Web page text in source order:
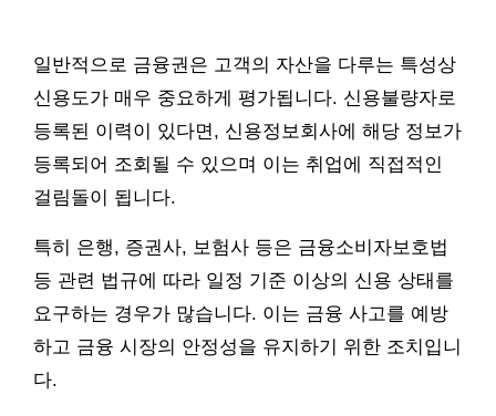
일반적으로 금융권은 고객의 자산을 다루는 특성상
신용도가 매우 중요하게 평가됩니다. 신용불량자로
등록된 이력이 있다면, 신용정보회사에 해당 정보가
등록되어 조회될 수 있으며 이는 취업에 직접적인
걸림돌이 됩니다.
특히 은행, 증권사, 보험사 등은 금융소비자보호법
등 관련 법규에 따라 일정 기준 이상의 신용 상태를
요구하는 경우가 많습니다. 이는 금융 사고를 예방
하고 금융 시장의 안정성을 유지하기 위한 조치입니
다.